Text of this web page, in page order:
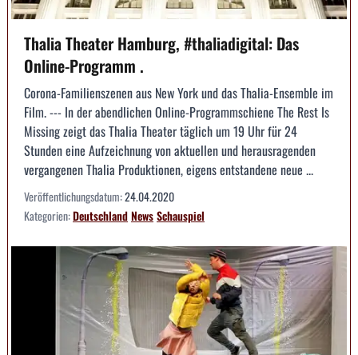
Thalia Theater Hamburg, #thaliadigital: Das
Online-Programm .
Corona-Familienszenen aus New York und das Thalia-Ensemble im
Film. --- In der abendlichen Online-Programmschiene The Rest Is
Missing zeigt das Thalia Theater täglich um 19 Uhr für 24
Stunden eine Aufzeichnung von aktuellen und herausragenden
vergangenen Thalia Produktionen, eigens entstandene neue ...
Veröffentlichungsdatum:24.04.2020
Kategorien:DeutschlandNewsSchauspiel